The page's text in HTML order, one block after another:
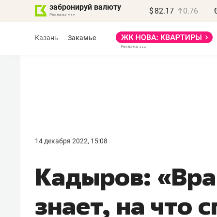
забронируй валюту $ 82.17 0.76
Казань Закамье
14 декабря 2022, 15:08
Кадыров:
знает, на что
правил, бизнес может
потерять минимум